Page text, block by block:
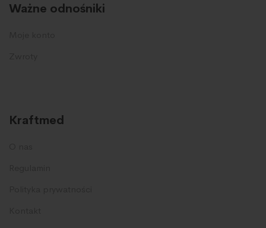
Ważne odnośniki
Kraftmed